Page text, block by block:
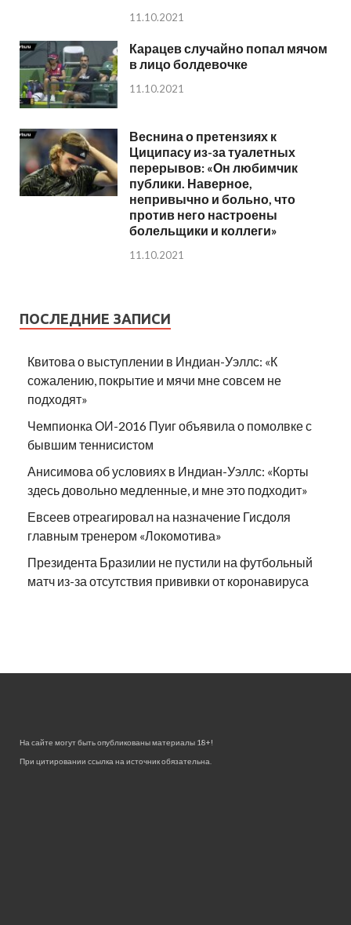
11.10.2021
Карацев случайно попал мячом
в лицо болдевочке
11.10.2021
Веснина о претензиях к
Циципасу из-за туалетных
перерывов: «Он любимчик
публики. Наверное,
непривычно и больно, что
против него настроены
болельщики и коллеги»
11.10.2021
ПОСЛЕДНИЕ ЗАПИСИ
Квитова о выступлении в Индиан-Уэллс: «К
сожалению, покрытие и мячи мне совсем не
подходят»
Чемпионка ОИ-2016 Пуиг объявила о помолвке с
бывшим теннисистом
Анисимова об условиях в Индиан-Уэллс: «Корты
здесь довольно медленные, и мне это подходит»
Евсеев отреагировал на назначение Гисдоля
главным тренером «Локомотива»
Президента Бразилии не пустили на футбольный
матч из-за отсутствия прививки от коронавируса
На сайте могут быть опубликованы материалы 18+!
При цитировании ссылка на источник обязательна.